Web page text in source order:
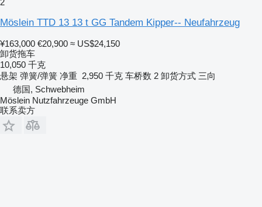
2
Möslein TTD 13 13 t GG Tandem Kipper-- Neufahrzeug
¥163,000 €20,900 ≈ US$24,150
卸货拖车
10,050 千克
悬架 弹簧/弹簧 净重 2,950 千克 车桥数 2 卸货方式 三向
德国, Schwebheim
Möslein Nutzfahrzeuge GmbH
联系卖方